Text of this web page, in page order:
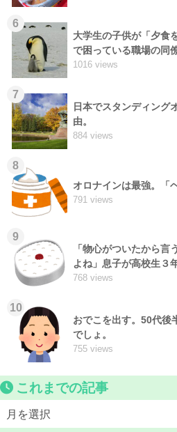
6
大学生の子供が「夕食
で困っている職場の同
1016 views
7
日本でスタンディング
由。
884 views
8
オロナインは最強。「
791 views
9
「物心がついたから
よね」息子が高校生３
768 views
10
おでこを出す。50代後
でしょ。
755 views
これまでの記事